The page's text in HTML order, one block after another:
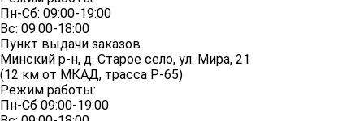
Пн-Сб: 09:00-19:00
Вс: 09:00-18:00
Пункт выдачи заказов
Минский р-н, д. Старое село, ул. Мира, 21
(12 км от МКАД, трасса P-65)
Режим работы:
Пн-Сб 09:00-19:00